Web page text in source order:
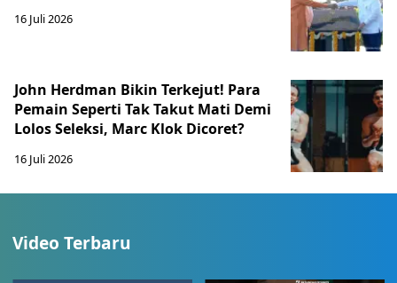
16 Juli 2026
John Herdman Bikin Terkejut! Para
Pemain Seperti Tak Takut Mati Demi
Lolos Seleksi, Marc Klok Dicoret?
16 Juli 2026
Video Terbaru